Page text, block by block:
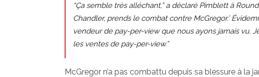
“Ça semble très alléchant,” a déclaré Pimblett à
Chandler, prends le combat contre McGregor.’
vendeur de pay-per-view que nous ayons jamais vu.
les ventes de pay-per-view.”
McGregor n’a pas combattu depuis sa blessure à la